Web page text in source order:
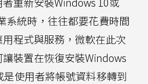
系統時，往往都要花費時間
程式與服務，微軟在此次
裝置在恢復安裝Windows
是使用者將帳號資料移轉到